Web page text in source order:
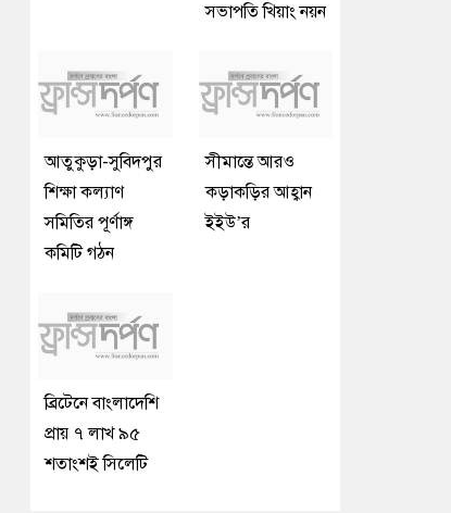
সভাপতি খিয়াং নয়ন
আতুকুড়া-সুবিদপুর
শিক্ষা কল্যাণ
সমিতির পূর্ণাঙ্গ
কমিটি গঠন
সীমান্তে আরও
কড়াকড়ির আহ্বান
ইইউ’র
ব্রিটেনে বাংলাদেশি
প্রায় ৭ লাখ ৯৫
শতাংশই সিলেটি